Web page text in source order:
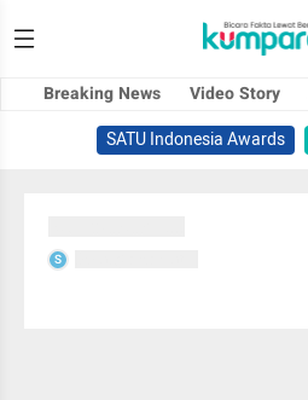
Breaking News Video Story
SATU Indonesia Awards
S